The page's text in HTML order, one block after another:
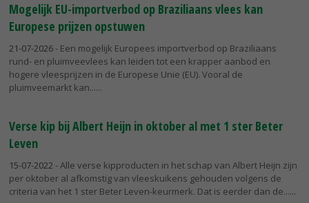
Mogelijk EU-importverbod op Braziliaans vlees kan
Europese prijzen opstuwen
21-07-2026- Een mogelijk Europees importverbod op Braziliaans
rund- en pluimveevlees kan leiden tot een krapper aanbod en
hogere vleesprijzen in de Europese Unie (EU). Vooral de
pluimveemarkt kan...
Verse kip bij Albert Heijn in oktober al met 1 ster Beter
Leven
15-07-2022 - Alle verse kipproducten in het schap van Albert Heijn zijn
per oktober al afkomstig van vleeskuikens gehouden volgens de
criteria van het 1 ster Beter Leven-keurmerk. Dat is eerder dan de...